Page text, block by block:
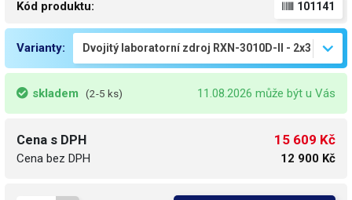
Kód produktu: 101141
Varianty:
skladem (2-5 ks) 11.08.2026 může být u Vás
Cena s DPH
Cena bez DPH
15 609 Kč
12 900 Kč